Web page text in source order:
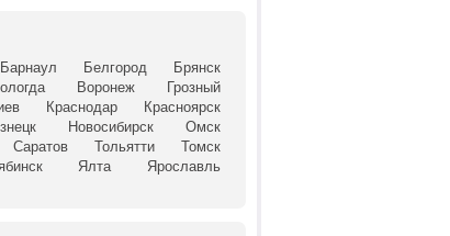
Барнаул Белгород
Брянск
Воронеж
Грозный
Краснодар
Красноярск
Новосибирск
Омск
Саратов Тольятти
Томск
Ялта
Ярославль